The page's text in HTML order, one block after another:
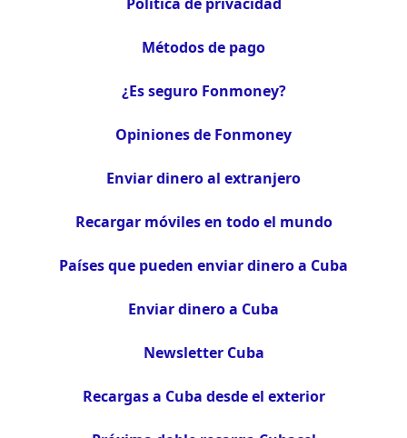
Métodos de pago
¿Es seguro Fonmoney?
Opiniones de Fonmoney
Enviar dinero al extranjero
Recargar móviles en todo el mundo
Países que pueden enviar dinero a Cuba
Enviar dinero a Cuba
Newsletter Cuba
Recargas a Cuba desde el exterior